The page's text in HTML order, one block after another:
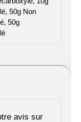
50g Non
50g
avis sur